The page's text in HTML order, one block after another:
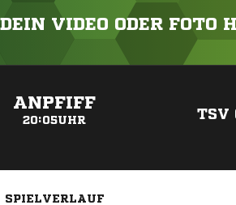
VIDEO ODER FOTO
ANPFIFF
20:05UHR TSV
SPIELVERLAUF